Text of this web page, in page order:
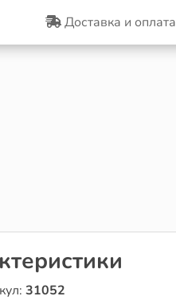
Доставка и оплата
31052